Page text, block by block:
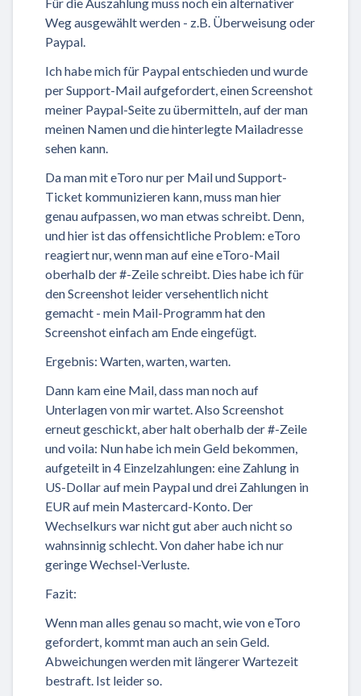
Für die Auszahlung muss noch ein alternativer
Weg ausgewählt werden - z.B. Überweisung oder
Paypal.
Ich habe mich für Paypal entschieden und wurde
per Support-Mail aufgefordert, einen Screenshot
meiner Paypal-Seite zu übermitteln, auf der man
meinen Namen und die hinterlegte Mailadresse
sehen kann.
Da man mit eToro nur per Mail und Support-
Ticket kommunizieren kann, muss man hier
genau aufpassen, wo man etwas schreibt. Denn,
und hier ist das offensichtliche Problem: eToro
reagiert nur, wenn man auf eine eToro-Mail
oberhalb der #-Zeile schreibt. Dies habe ich für
den Screenshot leider versehentlich nicht
gemacht - mein Mail-Programm hat den
Screenshot einfach am Ende eingefügt.
Ergebnis: Warten, warten, warten.
Dann kam eine Mail, dass man noch auf
Unterlagen von mir wartet. Also Screenshot
erneut geschickt, aber halt oberhalb der #-Zeile
und voila: Nun habe ich mein Geld bekommen,
aufgeteilt in 4 Einzelzahlungen: eine Zahlung in
US-Dollar auf mein Paypal und drei Zahlungen in
EUR auf mein Mastercard-Konto. Der
Wechselkurs war nicht gut aber auch nicht so
wahnsinnig schlecht. Von daher habe ich nur
geringe Wechsel-Verluste.
Fazit:
Wenn man alles genau so macht, wie von eToro
gefordert, kommt man auch an sein Geld.
Abweichungen werden mit längerer Wartezeit
bestraft. Ist leider so.